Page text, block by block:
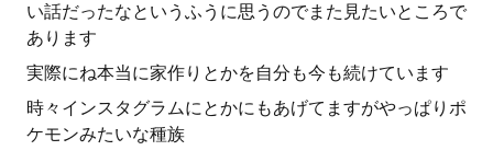
い話だったなというふうに思うのでまた見たいところで
あります
実際にね本当に家作りとかを自分も今も続けています
時々インスタグラムにとかにもあげてますがやっぱりポ
ケモンみたいな種族